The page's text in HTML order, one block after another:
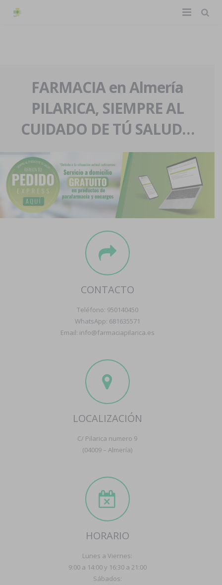
La farmacia
Nuestra historia
Nuestro equipo
Eventos
Servicios y reservas
Pedidos express
Blog
Contacto
Boletín
FARMACIA en Almería
PILARICA, SIEMPRE AL
CUIDADO DE TÚ SALUD…
CONTACTO
Teléfono: 950140450
WhatsApp: 681635571
Email: info@farmaciapilarica.es
LOCALIZACIÓN
C/ Pilarica numero 9
(04009 – Almería)
HORARIO
Lunes a Viernes:
9:00 a 14:00 y 16:30 a 21:00
Sábados: